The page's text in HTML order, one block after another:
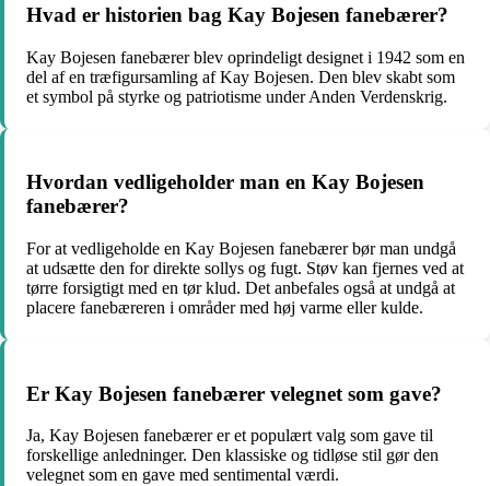
Hvad er historien bag Kay Bojesen fanebærer?
Kay Bojesen fanebærer blev oprindeligt designet i 1942 som en
del af en træfigursamling af Kay Bojesen. Den blev skabt som
et symbol på styrke og patriotisme under Anden Verdenskrig.
Hvordan vedligeholder man en Kay Bojesen
fanebærer?
For at vedligeholde en Kay Bojesen fanebærer bør man undgå
at udsætte den for direkte sollys og fugt. Støv kan fjernes ved at
tørre forsigtigt med en tør klud. Det anbefales også at undgå at
placere fanebæreren i områder med høj varme eller kulde.
Er Kay Bojesen fanebærer velegnet som gave?
Ja, Kay Bojesen fanebærer er et populært valg som gave til
forskellige anledninger. Den klassiske og tidløse stil gør den
velegnet som en gave med sentimental værdi.